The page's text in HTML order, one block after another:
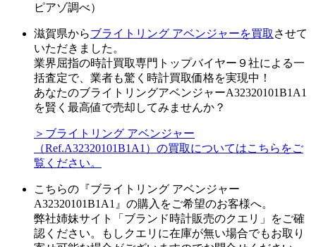
ピアゾ調べ）
滋賀県からブライトリング アベンジャーを買取 させて
いただきました。
業界屈指の時計買取専門トップバイヤー９社による一
括査定で、業者も驚く時計買取価格を実現中！
あなたのブライトリングアベンジャーA32320101B1A1
を賢く最高値で売却してみませんか？
＞ブライトリング アベンジャー
（Ref.A32320101B1A1）の買取についてはこちらをご
覧ください。
こちらの『ブライトリング アベンジャー
A32320101B1A1』の購入をご希望のお客様へ。
弊社姉妹サイト「ブランド時計販売のクエリ」をご確
認ください。もしクエリに在庫が無い場合でもお取り